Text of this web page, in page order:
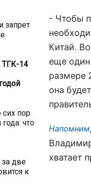
запрет
ТГК-14
пор
что
две
к
- Чтобы
Китай.
еще
размере
она
Напомним
хватает